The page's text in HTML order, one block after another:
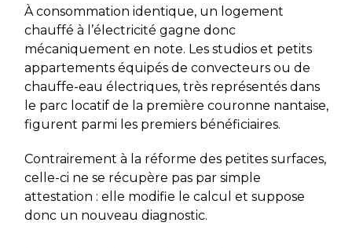
À consommation identique, un logement
chauffé à l’électricité gagne donc
mécaniquement en note. Les studios et petits
appartements équipés de convecteurs ou de
chauffe-eau électriques, très représentés dans
le parc locatif de la première couronne nantaise,
figurent parmi les premiers bénéficiaires.
Contrairement à la réforme des petites surfaces,
celle-ci ne se récupère pas par simple
attestation : elle modifie le calcul et suppose
donc un nouveau diagnostic.